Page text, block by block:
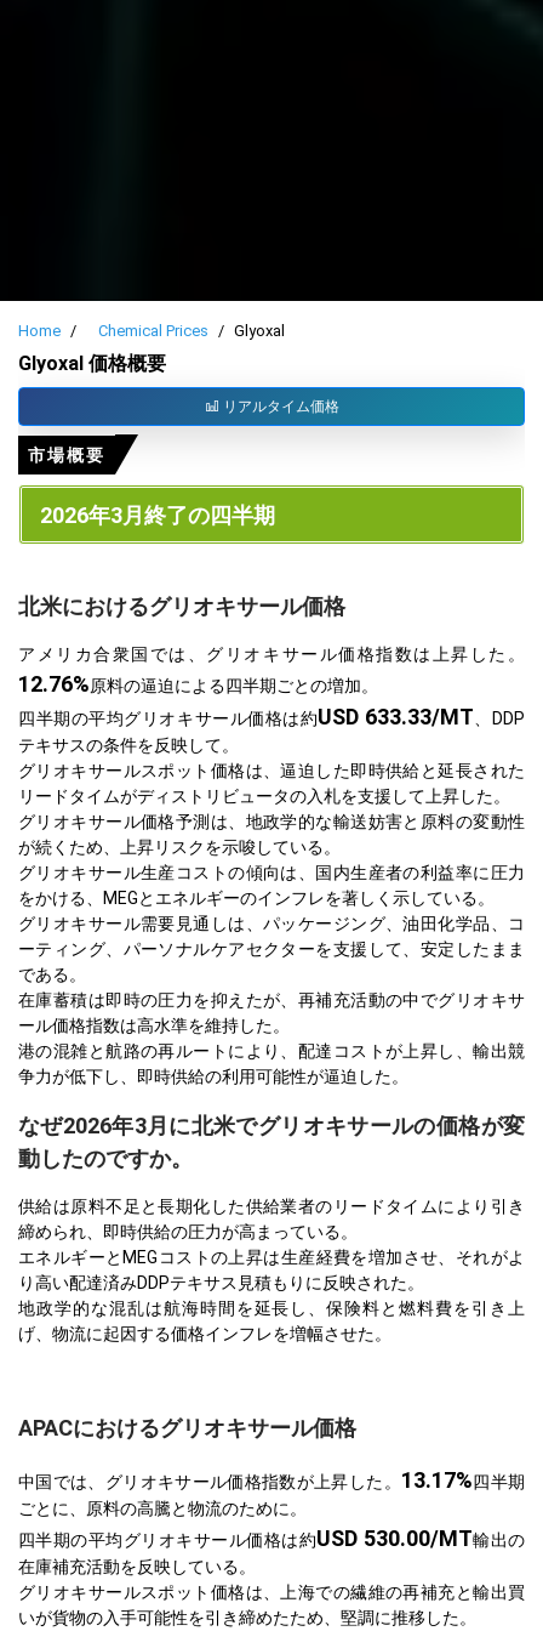
Home Chemical Prices Glyoxal
Glyoxal 価格概要
リアルタイム価格
市場概要
2026年3月終了の四半期
北米におけるグリオキサール価格
アメリカ合衆国では、グリオキサール価格指数は上昇した。
12.76%原料の逼迫による四半期ごとの増加。
四半期の平均グリオキサール価格は約USD 633.33/MT 、DDP
テキサスの条件を反映して。
グリオキサールスポット価格は、逼迫した即時供給と延長された
リードタイムがディストリビュータの入札を支援して上昇した。
グリオキサール価格予測は、地政学的な輸送妨害と原料の変動性
が続くため、上昇リスクを示唆している。
グリオキサール生産コストの傾向は、国内生産者の利益率に圧力
をかける、MEGとエネルギーのインフレを著しく示している。
グリオキサール需要見通しは、パッケージング、油田化学品、コ
ーティング、パーソナルケアセクターを支援して、安定したまま
である。
在庫蓄積は即時の圧力を抑えたが、再補充活動の中でグリオキサ
ール価格指数は高水準を維持した。
港の混雑と航路の再ルートにより、配達コストが上昇し、輸出競
争力が低下し、即時供給の利用可能性が逼迫した。
なぜ2026年3月に北米でグリオキサールの価格が変
動したのですか。
供給は原料不足と長期化した供給業者のリードタイムにより引き
締められ、即時供給の圧力が高まっている。
エネルギーとMEGコストの上昇は生産経費を増加させ、それがよ
り高い配達済みDDPテキサス見積もりに反映された。
地政学的な混乱は航海時間を延長し、保険料と燃料費を引き上
げ、物流に起因する価格インフレを増幅させた。
APACにおけるグリオキサール価格
中国では、グリオキサール価格指数が上昇した。 13.17%四半期
ごとに、原料の高騰と物流のために。
四半期の平均グリオキサール価格は約USD 530.00/MT輸出の
在庫補充活動を反映している。
グリオキサールスポット価格は、上海での繊維の再補充と輸出買
いが貨物の入手可能性を引き締めたため、堅調に推移した。